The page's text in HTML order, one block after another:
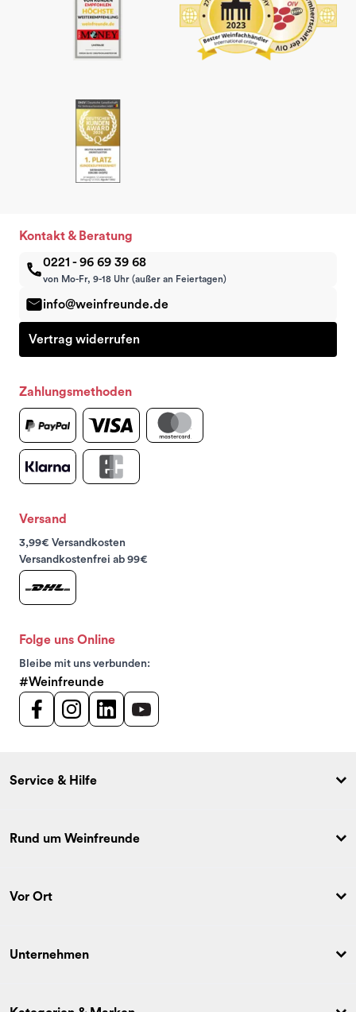
Kontakt & Beratung
0221 - 96 69 39 68
von Mo-Fr, 9-18 Uhr (außer an Feiertagen)
info@weinfreunde.de
Vertrag widerrufen
Zahlungsmethoden
Versand
3,99€ Versandkosten
Versandkostenfrei ab 99€
Folge uns Online
Bleibe mit uns verbunden:
#Weinfreunde
Service & Hilfe
Rund um Weinfreunde
Vor Ort
Unternehmen